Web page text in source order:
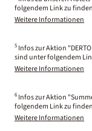
folgendem Link zu
Weitere Informationen
5 Infos zur Aktion
sind unter folgendem
Weitere Informationen
6 Infos zur Aktion
folgendem Link zu
Weitere Informationen